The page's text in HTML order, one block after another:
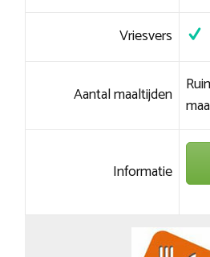
Vriesvers
Aantal maaltijden
Informatie